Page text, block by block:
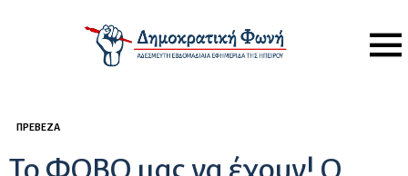
Menu
ΠΡΈΒΕΖΑ
Το ΦΟΒΟ μας να έχουν! Ο